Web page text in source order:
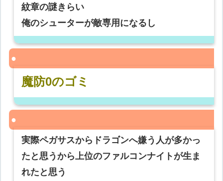
紋章の謎きらい
俺のシューターが敵専用になるし
魔防0のゴミ
実際ペガサスからドラゴンへ嫌う人が多かっ
たと思うから上位のファルコンナイトが生ま
れたと思う